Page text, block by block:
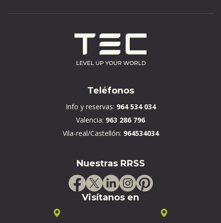
Teléfonos
Info y reservas: 964 534 034
Valencia: 963 286 796
Vila-real/Castellón: 964534034
Nuestras RRSS
Visítanos en